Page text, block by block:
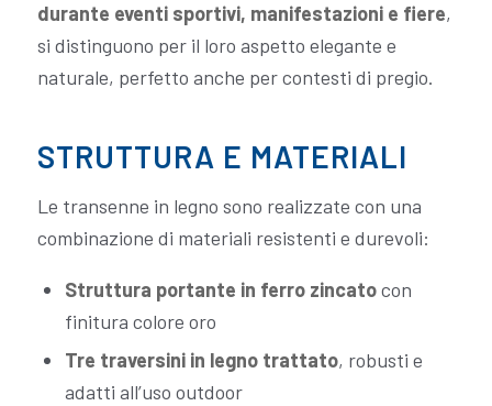
durante eventi sportivi, manifestazioni e fiere,
si distinguono per il loro aspetto elegante e
naturale, perfetto anche per contesti di pregio.
STRUTTURA E MATERIALI
Le transenne in legno sono realizzate con una
combinazione di materiali resistenti e durevoli:
Struttura portante in ferro zincatocon
finitura colore oro
Tre traversini in legno trattato, robusti e
adatti all’uso outdoor